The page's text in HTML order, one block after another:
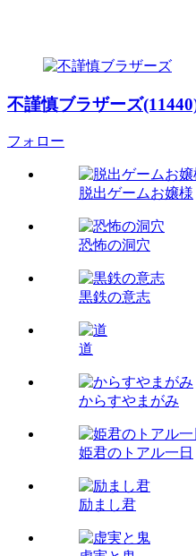
不謹慎ブラザーズ
フォロー
脱出ゲームお嬢様
恐怖の洞穴
黒鉄の意志
道
からすやまがみ
姫君のトアル一日
励まし君